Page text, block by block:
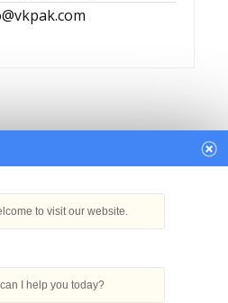
Russian
Spanish
© Շանհայ
Բոլոր իրավունքները
to visit our website.
I help you today?